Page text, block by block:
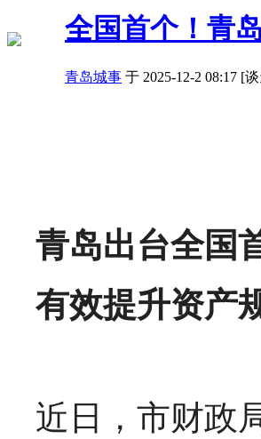
全国首个！青
青岛城事 于 2025-12-2 08:17 [
青岛出台全国
有效提升资产
近日，市财政